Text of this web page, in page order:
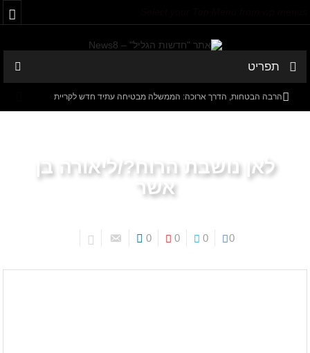
תפריט
הרבה הבטחות, הדרך ארוכה: הממשלה מבטיחה עתיד חדש לקריית
המספרים המפתיעים של קריית שמונה: למה 600 דורשי עבודה הם לא
לאן נושבת הרוח?/ליאורה בן
אשר
0
0
0
0